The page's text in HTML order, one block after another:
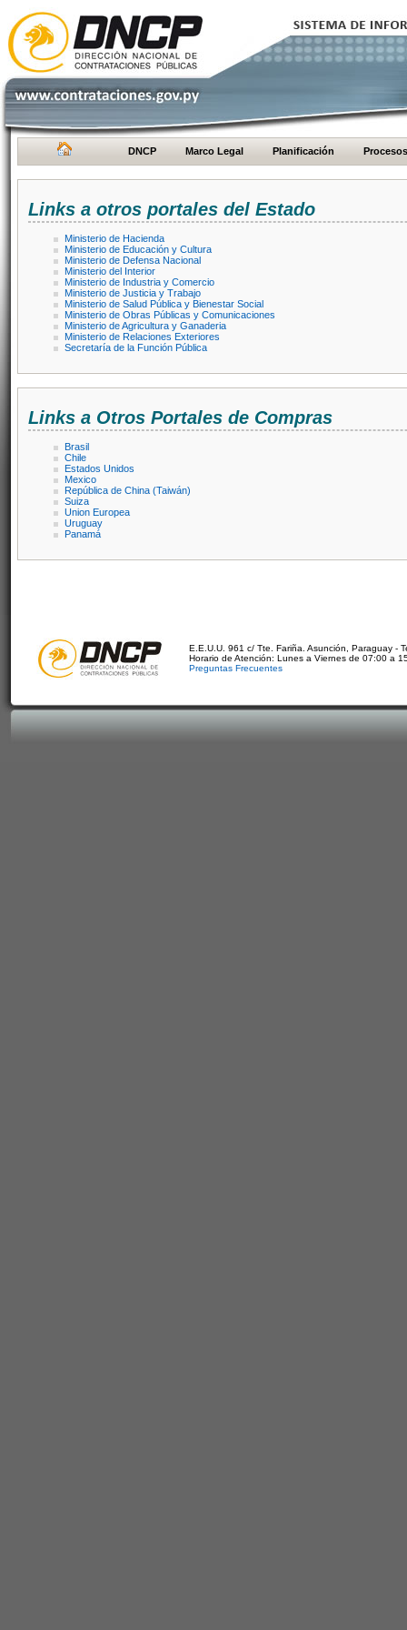
DNCP Marco Legal Planificación Procesos
Links a otros portales del Estado
Ministerio de Hacienda
Ministerio de Educación y Cultura
Ministerio de Defensa Nacional
Ministerio del Interior
Ministerio de Industria y Comercio
Ministerio de Justicia y Trabajo
Ministerio de Salud Pública y Bienestar Social
Ministerio de Obras Públicas y Comunicaciones
Ministerio de Agricultura y Ganaderia
Ministerio de Relaciones Exteriores
Secretaría de la Función Pública
Links a Otros Portales de Compras
Brasil
Chile
Estados Unidos
Mexico
República de China (Taiwán)
Suiza
Union Europea
Uruguay
Panamá
E.E.U.U. 961 c/ Tte. Fariña. Asunción, Paraguay -
Horario de Atención: Lunes a Viernes de 07:00 a
Preguntas Frecuentes